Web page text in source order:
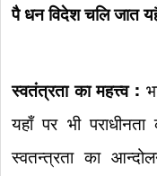
पै धन विदेश चलि जात
स्वतंत्रता का महत्त्व :
यहाँ पर भी
स्वतन्त्रता का